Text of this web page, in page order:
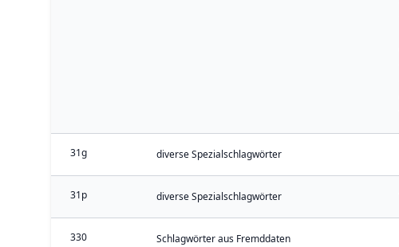
31g diverse Spezialschlagwörter
31p diverse Spezialschlagwörter
330 Schlagwörter aus Fremddaten